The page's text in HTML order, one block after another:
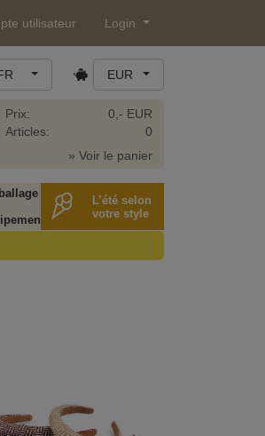
utilisateur Login
EUR
Prix:
Articles:
0,- EUR
0
» Voir le panier
L’été selon
votre style